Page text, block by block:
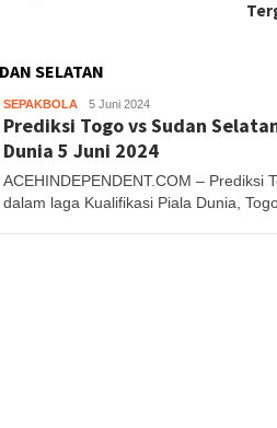
SELATAN
SEPAKBOLA Aceh
Independent
5 Juni 2024
Prediksi Togo vs Sudan
Dunia 5 Juni 2024
ACEHINDEPENDENT.COM – Prediksi
dalam laga Kualifikasi Piala Dunia,